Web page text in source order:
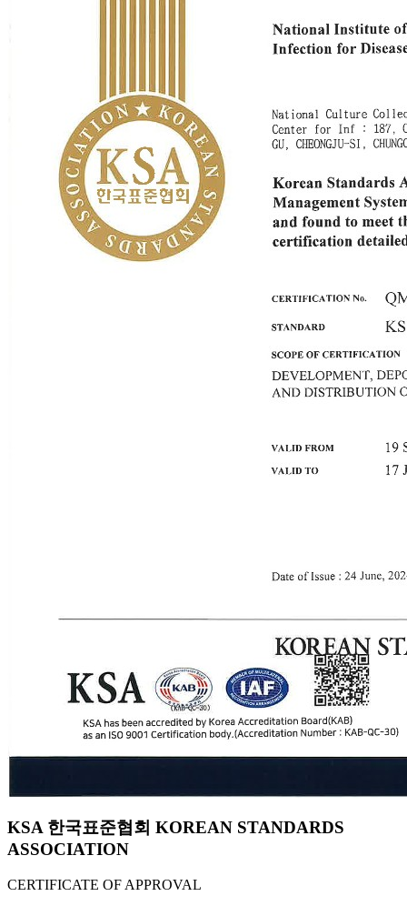
KSA 한국표준협회 KOREAN STANDARDS
ASSOCIATION
CERTIFICATE OF APPROVAL